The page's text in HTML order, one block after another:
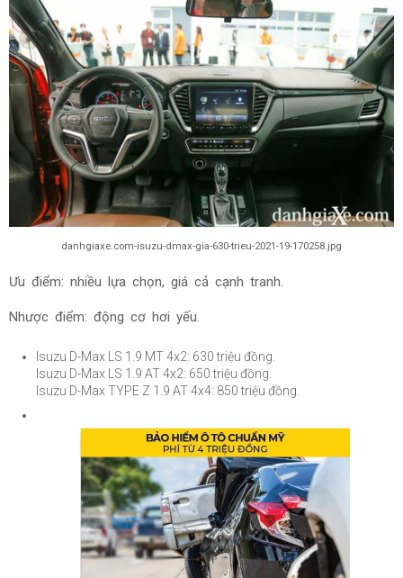
danhgiaxe.com-isuzu-dmax-gia-630-trieu-2021-19-170258.jpg
Ưu điểm: nhiều lựa chọn, giá cả cạnh tranh.
Nhược điểm: động cơ hơi yếu.
Isuzu D-Max LS 1.9 MT 4x2: 630 triệu đồng.
Isuzu D-Max LS 1.9 AT 4x2: 650triệu đồng.
Isuzu D-Max TYPE Z 1.9 AT 4x4: 850triệu đồng.